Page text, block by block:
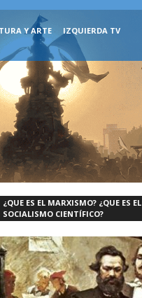
Y ARTE IZQUIERDA TV
¿QUE ES EL MARXISMO? ¿QUE ES EL
SOCIALISMO CIENTÍFICO?